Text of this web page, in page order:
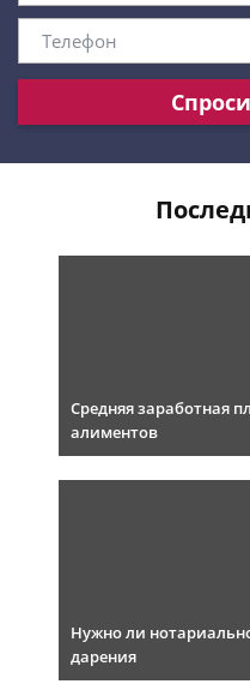
Средняя заработная
алиментов
Нужно ли
дарения